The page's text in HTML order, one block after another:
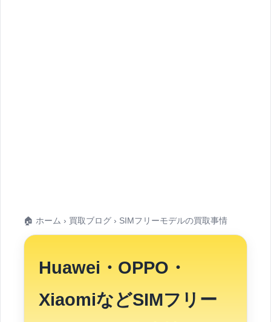
🏠 ホーム › 買取ブログ › SIMフリーモデルの買取事情
Huawei・OPPO・
XiaomiなどSIMフリー